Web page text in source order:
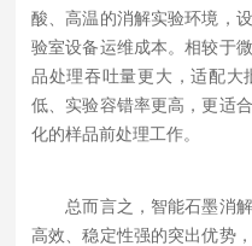
酸、高温的消解实验环境，
验室设备运维成本。相较于
品处理吞吐量更大，适配大
低、实验容错率更高，更适
化的样品前处理工作。
总而言之，智能石墨消解
高效、稳定性强的突出优势